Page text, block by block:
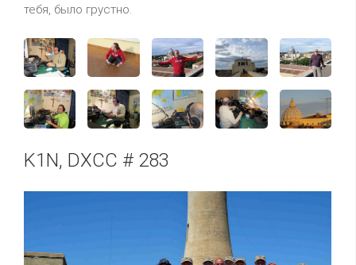
тебя, было грустно.
K1N, DXCC # 283